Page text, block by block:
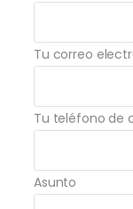
Tu correo
Tu teléfono de
Asunto
Blog
son